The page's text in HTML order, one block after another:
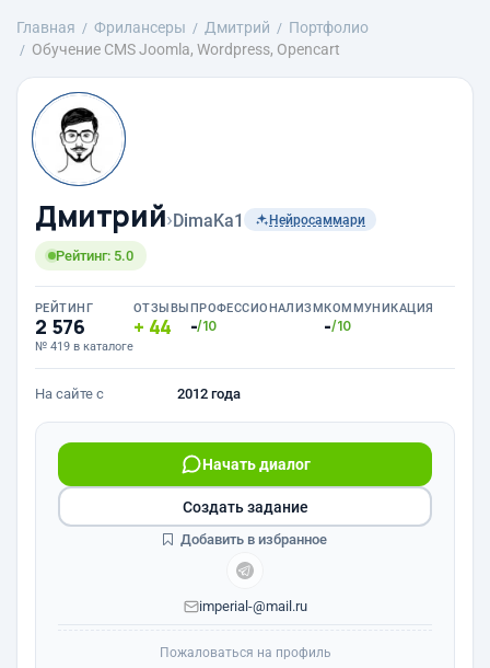
Главная Фрилансеры Дмитрий
Портфолио
Обучение CMS Joomla, Wordpress, Opencart
Дмитрий›DimaKa1 Нейросаммари
Рейтинг: 5.0
РЕЙТИНГ
2 576
№ 419 в каталоге
ОТЗЫВЫ
44
ПРОФЕССИОНАЛИЗМ
-/10
КОММУНИКАЦИЯ
-/10
На сайте с 2012 года
Начать диалог
imperial-@mail.ru
Создать задание
Добавить в избранное
Пожаловаться на профиль